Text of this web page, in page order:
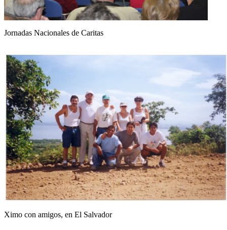
Jornadas Nacionales de Caritas
Ximo con amigos, en El Salvador